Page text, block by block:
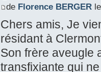
de Florence BERGERle
Chers amis, Je
résidant à
Son frère aveugle
transfixiante qui